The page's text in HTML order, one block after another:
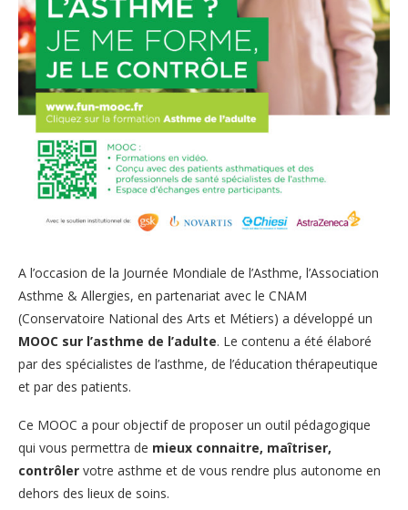
A l’occasion de la Journée Mondiale de l’Asthme, l’Association
Asthme & Allergies, en partenariat avec le CNAM
(Conservatoire National des Arts et Métiers) a développé un
MOOC sur l’asthme de l’adulte. Le contenu a été élaboré
par des spécialistes de l’asthme, de l’éducation thérapeutique
et par des patients.
Ce MOOC a pour objectif de proposer un outil pédagogique
qui vous permettra de mieux connaitre, maîtriser,
contrôler votre asthme et de vous rendre plus autonome en
dehors des lieux de soins.